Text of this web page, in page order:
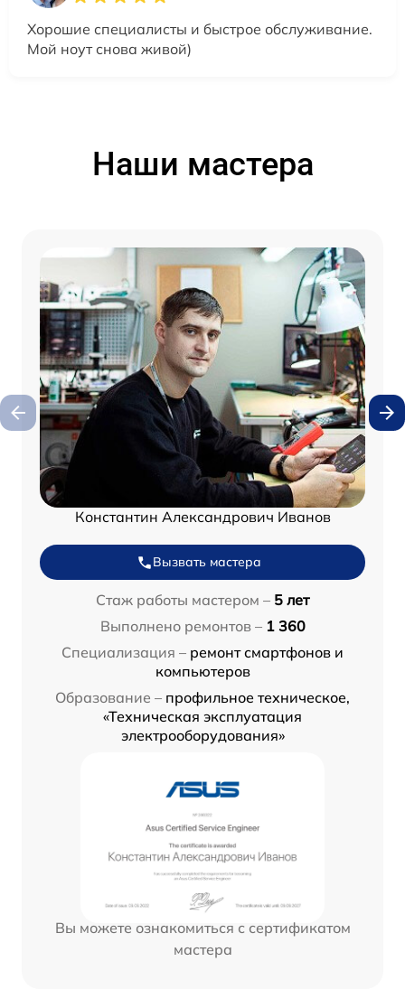
Хорошие специалисты и быстрое обслуживание.
Мой ноут снова живой)
Наши мастера
Константин Александрович Иванов
Вызвать мастера
Стаж работы мастером – 5 лет
Выполнено ремонтов – 1 360
Специализация – ремонт смартфонов и
компьютеров
Образование – профильное техническое,
«Техническая эксплуатация
электрооборудования»
Вы можете ознакомиться с сертификатом
мастера